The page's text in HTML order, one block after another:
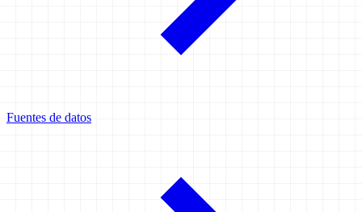
Fuentes de datos